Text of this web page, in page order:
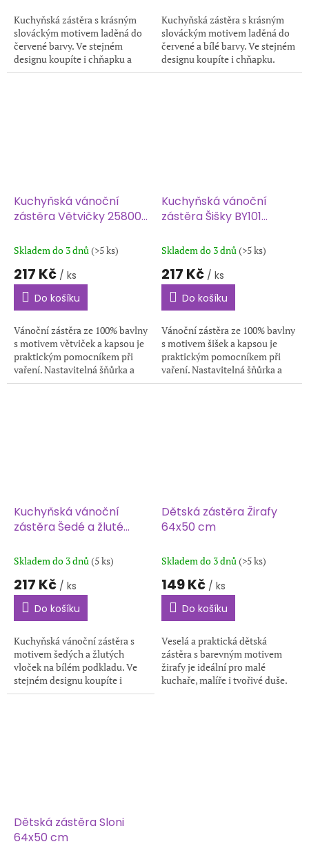
Kuchyňská zástěra s krásným
slováckým motivem laděná do
červené barvy. Ve stejném
designu koupíte i chňapku a
utěrku. Skvělý tip na dárek.
Kuchyňská zástěra s krásným
slováckým motivem laděná do
červené a bílé barvy. Ve stejném
designu koupíte i chňapku.
Skvělý tip na dárek. Rozměr
Kuchyňská vánoční
zástěra Větvičky 25800
Skladem do 3 dnů(>5 ks)
217 Kč / ks
Do košíku
Vánoční zástěra ze 100% bavlny
s motivem větviček a kapsou je
praktickým pomocníkem při
vaření. Nastavitelná šňůrka a
kvalitní materiál zaručují
Kuchyňská vánoční
zástěra Šišky BY101
Skladem do 3 dnů(>5 ks)
217 Kč / ks
Do košíku
Vánoční zástěra ze 100% bavlny
s motivem šišek a kapsou je
praktickým pomocníkem při
vaření. Nastavitelná šňůrka a
kvalitní materiál zaručují
Kuchyňská vánoční
zástěra Šedé a žluté
Skladem do 3 dnů(5 ks)
217 Kč / ks
Do košíku
Kuchyňská vánoční zástěra s
motivem šedých a žlutých
vloček na bílém podkladu. Ve
stejném designu koupíte i
chňapku, utěrky a povlak na
Dětská zástěra Žirafy
64x50 cm
Skladem do 3 dnů(>5 ks)
149 Kč / ks
Do košíku
Veselá a praktická dětská
zástěra s barevným motivem
žirafy je ideální pro malé
kuchaře, malíře i tvořivé duše.
Dětská zástěra Sloni
64x50 cm